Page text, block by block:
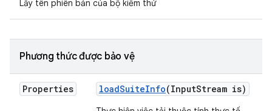
Lấy tên phiên bản của bộ kiểm thử
Phương thức được bảo vệ
Properties loadSuiteInfo(InputStream is)